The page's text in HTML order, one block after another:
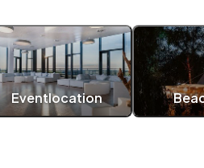
Eventlocation